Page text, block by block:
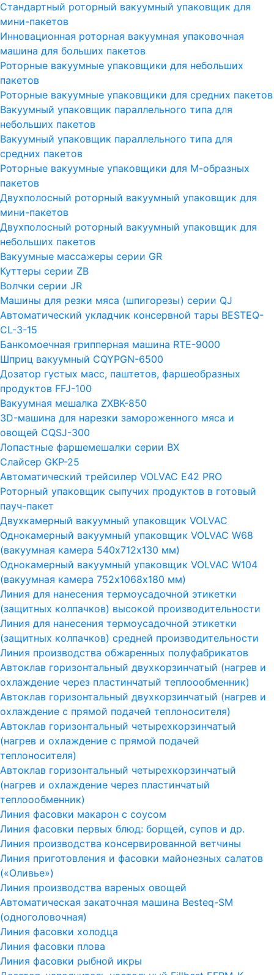
Стандартный роторный вакуумный упаковщик для
мини-пакетов
Инновационная роторная вакуумная упаковочная
машина для больших пакетов
Роторные вакуумные упаковщики для небольших
пакетов
Роторные вакуумные упаковщики для средних пакетов
Вакуумный упаковщик параллельного типа для
небольших пакетов
Вакуумный упаковщик параллельного типа для
средних пакетов
Роторные вакуумные упаковщики для М-образных
пакетов
Двухполосный роторный вакуумный упаковщик для
мини-пакетов
Двухполосный роторный вакуумный упаковщик для
небольших пакетов
Вакуумные массажеры серии GR
Куттеры серии ZB
Волчки серии JR
Машины для резки мяса (шпигорезы) серии QJ
Автоматический укладчик консервной тары BESTEQ-
CL-3-15
Банкомоечная грипперная машина RTE-9000
Шприц вакуумный CQYPGN-6500
Дозатор густых масс, паштетов, фаршеобразных
продуктов FFJ-100
Вакуумная мешалка ZXBK-850
3D-машина для нарезки замороженного мяса и
овощей CQSJ-300
Лопастные фаршемешалки серии ВХ
Слайсер GKP-25
Автоматический трейсилер VOLVAC E42 PRO
Роторный упаковщик сыпучих продуктов в готовый
пауч-пакет
Двухкамерный вакуумный упаковщик VOLVAC
Однокамерный вакуумный упаковщик VOLVAC W68
(вакуумная камера 540х712х130 мм)
Однокамерный вакуумный упаковщик VOLVAC W104
(вакуумная камера 752х1068х180 мм)
Линия для нанесения термоусадочной этикетки
(защитных колпачков) высокой производительности
Линия для нанесения термоусадочной этикетки
(защитных колпачков) средней производительности
Линия производства обжаренных полуфабрикатов
Автоклав горизонтальный двухкорзинчатый (нагрев и
охлаждение через пластинчатый теплоообменник)
Автоклав горизонтальный двухкорзинчатый (нагрев и
охлаждение с прямой подачей теплоносителя)
Автоклав горизонтальный четырехкорзинчатый
(нагрев и охлаждение с прямой подачей
теплоносителя)
Автоклав горизонтальный четырехкорзинчатый
(нагрев и охлаждение через пластинчатый
теплоообменник)
Линия фасовки макарон с соусом
Линия фасовки первых блюд: борщей, супов и др.
Линия производства консервированной ветчины
Линия приготовления и фасовки майонезных салатов
(«Оливье»)
Линия производства вареных овощей
Автоматическая закаточная машина Besteq-SM
(одноголовочная)
Линия фасовки холодца
Линия фасовки плова
Линия фасовки рыбной икры